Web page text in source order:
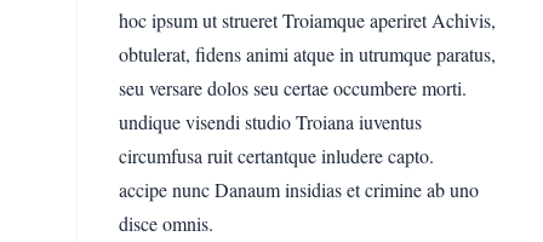
hoc ipsum ut strueret Troiamque aperiret Achivis,
obtulerat, fidens animi atque in utrumque paratus,
seu versare dolos seu certae occumbere morti.
undique visendi studio Troiana iuventus
circumfusa ruit certantque inludere capto.
accipe nunc Danaum insidias et crimine ab uno
disce omnis.